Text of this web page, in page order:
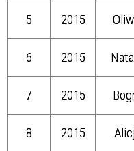
5
2015
6
2015
7
2015
8
2015